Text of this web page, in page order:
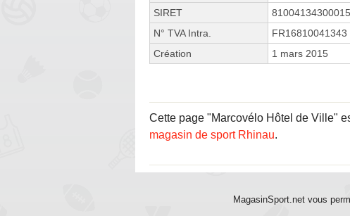
SIRET
81004134300015
N° TVA Intra.
FR16810041343
Création
1 mars 2015
Cette page "Marcovélo Hôtel de Ville"
magasin de sport Rhinau.
MagasinSport.net vous